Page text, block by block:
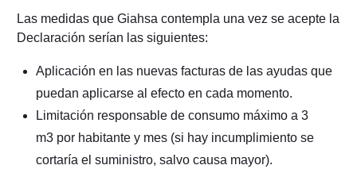
Las medidas que Giahsa contempla una vez se acepte la
Declaración serían las siguientes:
Aplicación en las nuevas facturas de las ayudas que
puedan aplicarse al efecto en cada momento.
Limitación responsable de consumo máximo a 3
m3 por habitante y mes (si hay incumplimiento se
cortaría el suministro, salvo causa mayor).